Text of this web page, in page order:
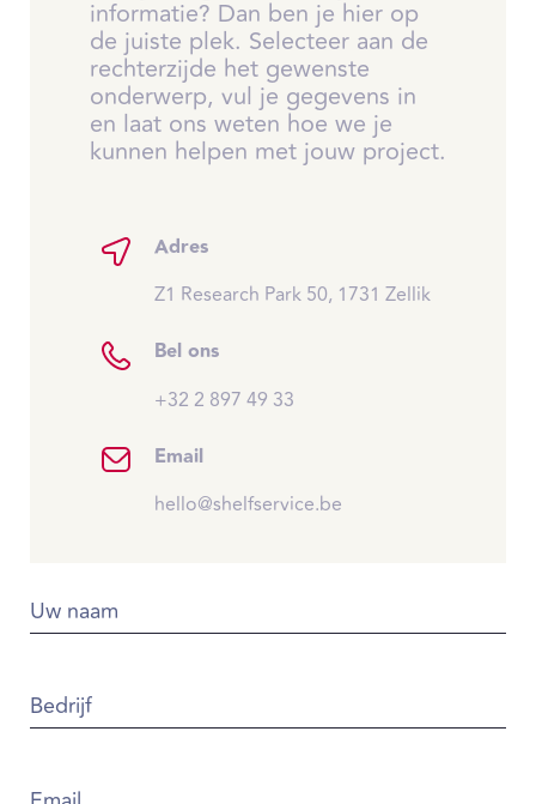
informatie? Dan ben je hier op
de juiste plek. Selecteer aan de
rechterzijde het gewenste
onderwerp, vul je gegevens in
en laat ons weten hoe we je
kunnen helpen met jouw project.
Adres
Z1 Research Park 50, 1731 Zellik
Bel ons
+32 2 897 49 33
Email
hello@shelfservice.be
Uw naam
Bedrijf